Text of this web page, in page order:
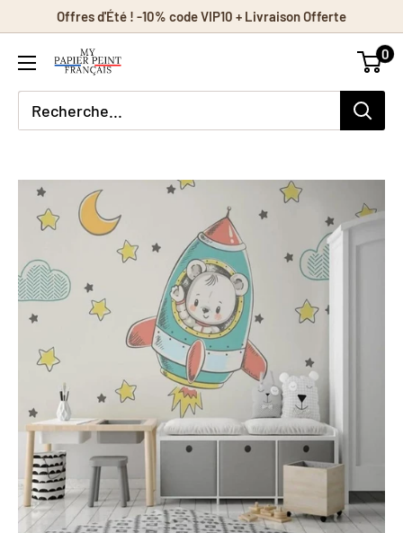
contenu
Offres d'Été ! -10% code VIP10 + Livraison Offerte
0